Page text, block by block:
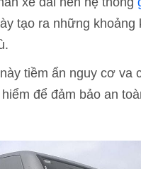
tạo ra những khoảng
tiềm ẩn nguy cơ va
để đảm bảo an